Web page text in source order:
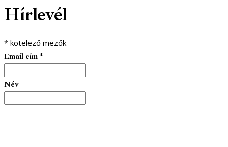
Hírlevél
* kötelező mezők
Email cím *
Név